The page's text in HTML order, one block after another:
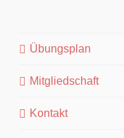
Übungsplan
Mitgliedschaft
Kontakt